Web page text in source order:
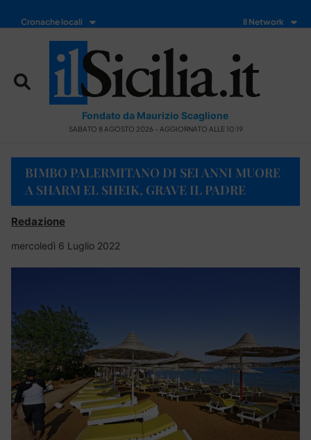
Cronache locali Il Network
Fondato da Maurizio Scaglione
SABATO 8 AGOSTO 2026 - AGGIORNATO ALLE 10:19
BIMBO PALERMITANO DI SEI ANNI MUORE
A SHARM EL SHEIK, GRAVE IL PADRE
Redazione
mercoledì 6 Luglio 2022